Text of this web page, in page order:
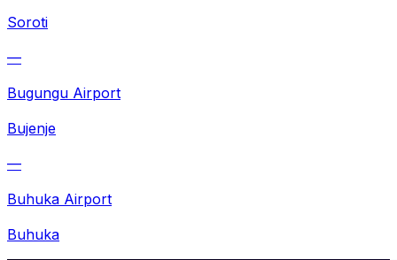
Soroti
—
Bugungu Airport
Bujenje
—
Buhuka Airport
Buhuka